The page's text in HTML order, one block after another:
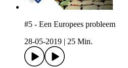
#5 - Een Europees probleem
28-05-2019
25 Min.